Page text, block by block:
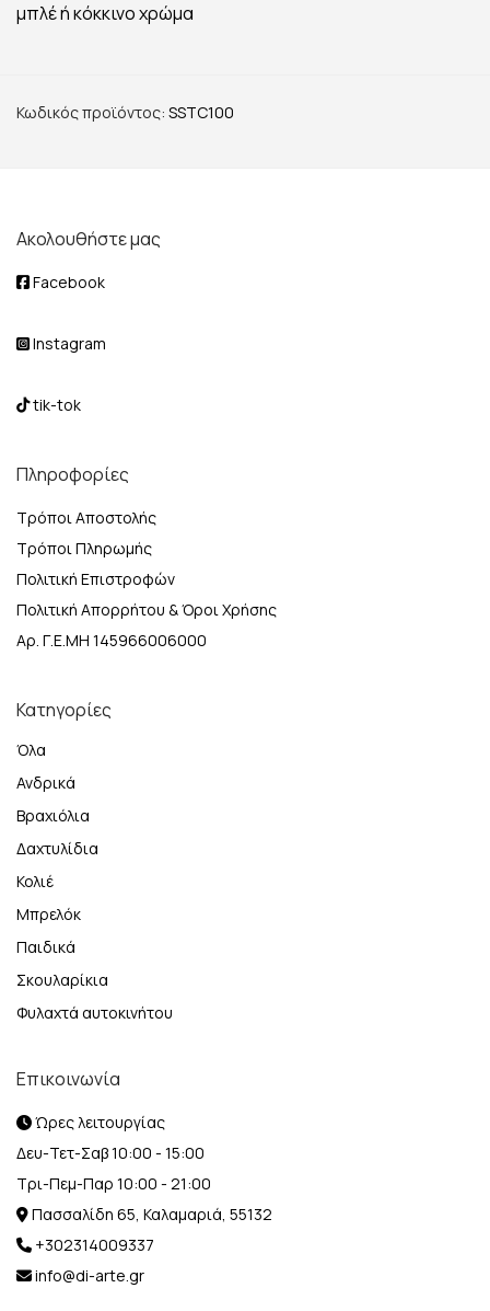
μπλέ ή κόκκινο χρώμα
Κωδικός προϊόντος: SSTC100
Ακολουθήστε μας
Facebook
Instagram
tik-tok
Πληροφορίες
Τρόποι Αποστολής
Τρόποι Πληρωμής
Πολιτική Επιστροφών
Πολιτική Απορρήτου & Όροι Χρήσης
Αρ. Γ.Ε.ΜΗ 145966006000
Κατηγορίες
Όλα
Ανδρικά
Βραχιόλια
Δαχτυλίδια
Κολιέ
Μπρελόκ
Παιδικά
Σκουλαρίκια
Φυλαχτά αυτοκινήτου
Επικοινωνία
Ώρες λειτουργίας
Δευ-Τετ-Σαβ 10:00 - 15:00
Τρι-Πεμ-Παρ 10:00 - 21:00
Πασσαλίδη 65, Καλαμαριά, 55132
+302314009337
info@di-arte.gr